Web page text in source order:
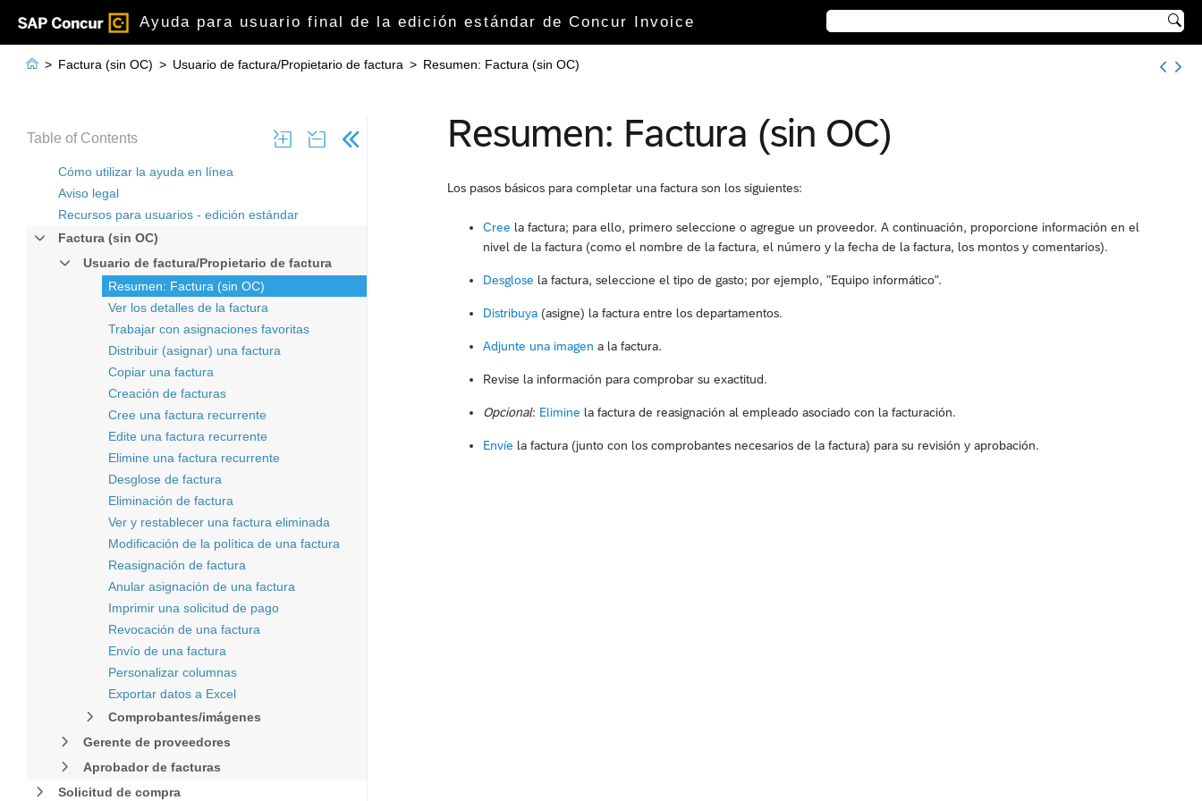
Ayuda para usuario final de la edición estándar de Concur Invoice 
Table of Contents
Cómo utilizar la ayuda en línea
Aviso legal
Recursos para usuarios - edición estándar
Factura (sin OC)
Usuario de factura/Propietario de factura
Resumen: Factura (sin OC)
Ver los detalles de la factura
Trabajar con asignaciones favoritas
Distribuir (asignar) una factura
Copiar una factura
Creación de facturas
Cree una factura recurrente
Edite una factura recurrente
Elimine una factura recurrente
Desglose de factura
Eliminación de factura
Ver y restablecer una factura eliminada
Modificación de la política de una factura
Reasignación de factura
Anular asignación de una factura
Imprimir una solicitud de pago
Revocación de una factura
Envío de una factura
Personalizar columnas
Exportar datos a Excel
Comprobantes/imágenes
Gerente de proveedores
Aprobador de facturas
Solicitud de compra
 > Factura (sin OC) > Usuario de factura/Propietario de factura > Resumen: Factura (sin OC)
Resumen: Factura (sin OC)
Los pasos básicos para completar una factura son los siguientes:
Cree la factura; para ello, primero seleccione o agregue un proveedor. A continuación, proporcione información en el
nivel de la factura (como el nombre de la factura, el número y la fecha de la factura, los montos y comentarios).
Desglose la factura, seleccione el tipo de gasto; por ejemplo, "Equipo informático".
Distribuya (asigne) la factura entre los departamentos.
Adjunte una imagen a la factura.
Revise la información para comprobar su exactitud.
Opcional: Elimine la factura de reasignación al empleado asociado con la facturación.
Envíe la factura (junto con los comprobantes necesarios de la factura) para su revisión y aprobación.